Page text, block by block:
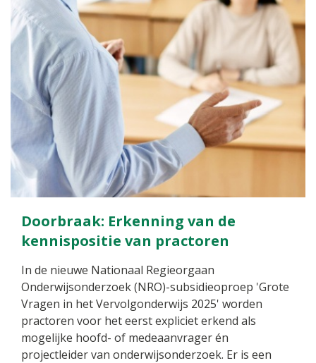
Doorbraak: Erkenning van de
kennispositie van practoren
In de nieuwe Nationaal Regieorgaan
Onderwijsonderzoek (NRO)-subsidieoproep 'Grote
Vragen in het Vervolgonderwijs 2025' worden
practoren voor het eerst expliciet erkend als
mogelijke hoofd- of medeaanvrager én
projectleider van onderwijsonderzoek. Er is een